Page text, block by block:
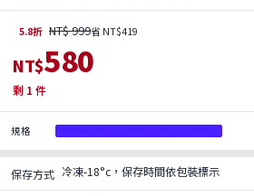
5.8折 NT$ 999省 NT$419
NT$580
剩 1 件
規格
保存方式 冷凍-18°c，保存時間依包裝標示